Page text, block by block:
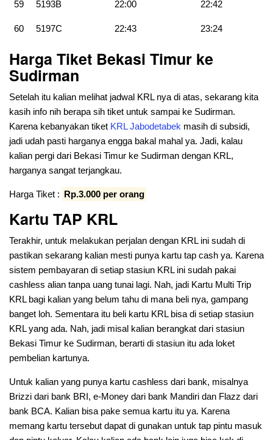
59 5193B 22:00 22:42
60 5197C 22:43 23:24
Harga Tiket Bekasi Timur ke
Sudirman
Setelah itu kalian melihat jadwal KRL nya di atas, sekarang kita
kasih info nih berapa sih tiket untuk sampai ke Sudirman.
Karena kebanyakan tiket KRL Jabodetabek masih di subsidi,
jadi udah pasti harganya engga bakal mahal ya. Jadi, kalau
kalian pergi dari Bekasi Timur ke Sudirman dengan KRL,
harganya sangat terjangkau.
Harga Tiket : Rp.3.000 per orang
Kartu TAP KRL
Terakhir, untuk melakukan perjalan dengan KRL ini sudah di
pastikan sekarang kalian mesti punya kartu tap cash ya. Karena
sistem pembayaran di setiap stasiun KRL ini sudah pakai
cashless alian tanpa uang tunai lagi. Nah, jadi Kartu Multi Trip
KRL bagi kalian yang belum tahu di mana beli nya, gampang
banget loh. Sementara itu beli kartu KRL bisa di setiap stasiun
KRL yang ada. Nah, jadi misal kalian berangkat dari stasiun
Bekasi Timur ke Sudirman, berarti di stasiun itu ada loket
pembelian kartunya.
Untuk kalian yang punya kartu cashless dari bank, misalnya
Brizzi dari bank BRI, e-Money dari bank Mandiri dan Flazz dari
bank BCA. Kalian bisa pake semua kartu itu ya. Karena
memang kartu tersebut dapat di gunakan untuk tap pintu masuk